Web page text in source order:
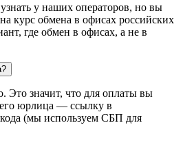
у наших операторов, но вы
курс обмена в офисах российских
где обмен в офисах, а не в
Это значит, что для оплаты вы
юрлица — ссылку в
(мы используем СБП для